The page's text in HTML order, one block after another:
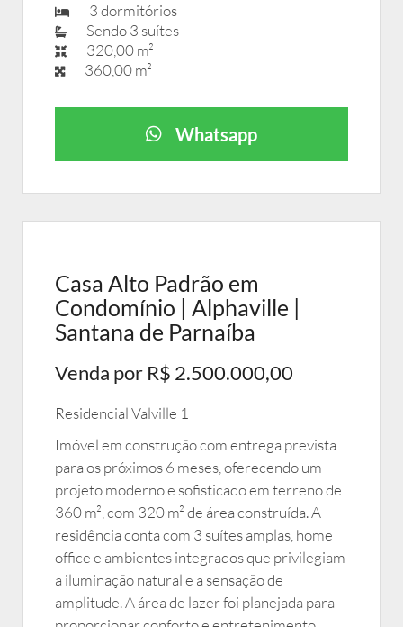
3 dormitórios
Sendo 3 suítes
320,00 m²
360,00 m²
Whatsapp
Casa Alto Padrão em
Condomínio | Alphaville |
Santana de Parnaíba
Venda por R$ 2.500.000,00
Residencial Valville 1
Imóvel em construção com entrega prevista
para os próximos 6 meses, oferecendo um
projeto moderno e sofisticado em terreno de
360 m², com 320 m² de área construída. A
residência conta com 3 suítes amplas, home
office e ambientes integrados que privilegiam
a iluminação natural e a sensação de
amplitude. A área de lazer foi planejada para